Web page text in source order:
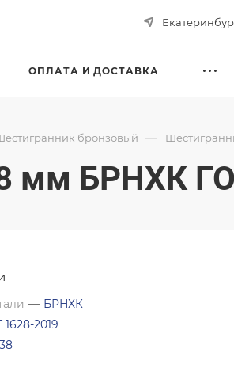
ОПЛАТА И ДОСТАВКА
бронзовый —
мм БРНХК
— БРНХК
2019
38